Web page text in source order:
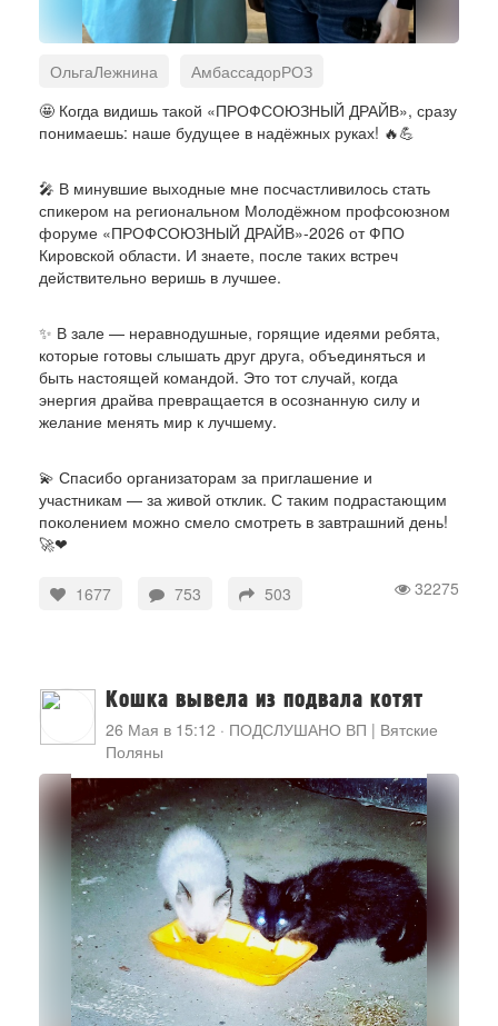
ОльгаЛежнина
АмбассадорРОЗ
ПрофсоюзныйДрайв
МсФПОКО
Профсоюз
ФПОКО
МолодёжьКирова
🤩 Когда видишь такой «ПРОФСОЮЗНЫЙ ДРАЙВ», сразу
понимаешь: наше будущее в надёжных руках! 🔥💪
🎤 В минувшие выходные мне посчастливилось стать
спикером на региональном Молодёжном профсоюзном
форуме «ПРОФСОЮЗНЫЙ ДРАЙВ»-2026 от ФПО
Кировской области. И знаете, после таких встреч
действительно веришь в лучшее.
✨ В зале — неравнодушные, горящие идеями ребята,
которые готовы слышать друг друга, объединяться и
быть настоящей командой. Это тот случай, когда
энергия драйва превращается в осознанную силу и
желание менять мир к лучшему.
💫 Спасибо организаторам за приглашение и
участникам — за живой отклик. С таким подрастающим
поколением можно смело смотреть в завтрашний день!
🚀❤
32275
1677 753 503
Кошка вывела из подвала котят
26 Мая в 15:12 · ПОДСЛУШАНО ВП | Вятские
Поляны